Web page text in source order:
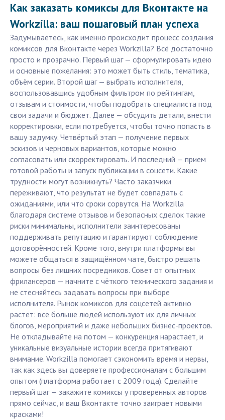
Как заказать комиксы для Вконтакте на
Workzilla: ваш пошаговый план успеха
Задумываетесь, как именно происходит процесс создания
комиксов для Вконтакте через Workzilla? Всё достаточно
просто и прозрачно. Первый шаг — сформулировать идею
и основные пожелания: это может быть стиль, тематика,
объём серии. Второй шаг — выбрать исполнителя,
воспользовавшись удобным фильтром по рейтингам,
отзывам и стоимости, чтобы подобрать специалиста под
свои задачи и бюджет. Далее — обсудить детали, внести
корректировки, если потребуется, чтобы точно попасть в
вашу задумку. Четвёртый этап — получение первых
эскизов и черновых вариантов, которые можно
согласовать или скорректировать. И последний — прием
готовой работы и запуск публикации в соцсети. Какие
трудности могут возникнуть? Часто заказчики
переживают, что результат не будет совпадать с
ожиданиями, или что сроки сорвутся. На Workzilla
благодаря системе отзывов и безопасных сделок такие
риски минимальны, исполнители заинтересованы
поддерживать репутацию и гарантируют соблюдение
договорённостей. Кроме того, внутри платформы вы
можете общаться в защищённом чате, быстро решать
вопросы без лишних посредников. Совет от опытных
фрилансеров — начните с чёткого технического задания и
не стесняйтесь задавать вопросы при выборе
исполнителя. Рынок комиксов для соцсетей активно
растёт: всё больше людей используют их для личных
блогов, мероприятий и даже небольших бизнес-проектов.
Не откладывайте на потом — конкуренция нарастает, и
уникальные визуальные истории всегда притягивают
внимание. Workzilla помогает сэкономить время и нервы,
так как здесь вы доверяете профессионалам с большим
опытом (платформа работает с 2009 года). Сделайте
первый шаг — закажите комиксы у проверенных авторов
прямо сейчас, и ваш Вконтакте точно заиграет новыми
красками!